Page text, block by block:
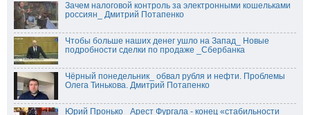
Зачем налоговой контроль за электронными кошельками
россиян_ Дмитрий Потапенко
Чтобы больше наших денег ушло на Запад_ Новые
подробности сделки по продаже _Сбербанка
Чёрный понедельник_ обвал рубля и нефти. Проблемы
Олега Тинькова. Дмитрий Потапенко
Юрий Пронько_ Арест Фургала - конец «стабильности